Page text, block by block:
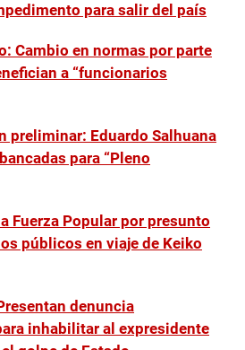
para salir del país
Cambio en normas por parte
a “funcionarios
preliminar: Eduardo Salhuana
para “Pleno
Fuerza Popular por presunto
públicos en viaje de Keiko
denuncia
inhabilitar al expresidente